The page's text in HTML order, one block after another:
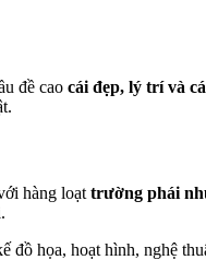
đề cao cái đẹp, lý trí và
hàng loạt trường phái
họa, hoạt hình, nghệ